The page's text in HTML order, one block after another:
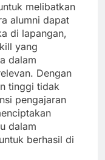
melibatkan
alumni dapat
di lapangan,
yang
dalam
Dengan
tinggi tidak
pengajaran
dalam
berhasil di